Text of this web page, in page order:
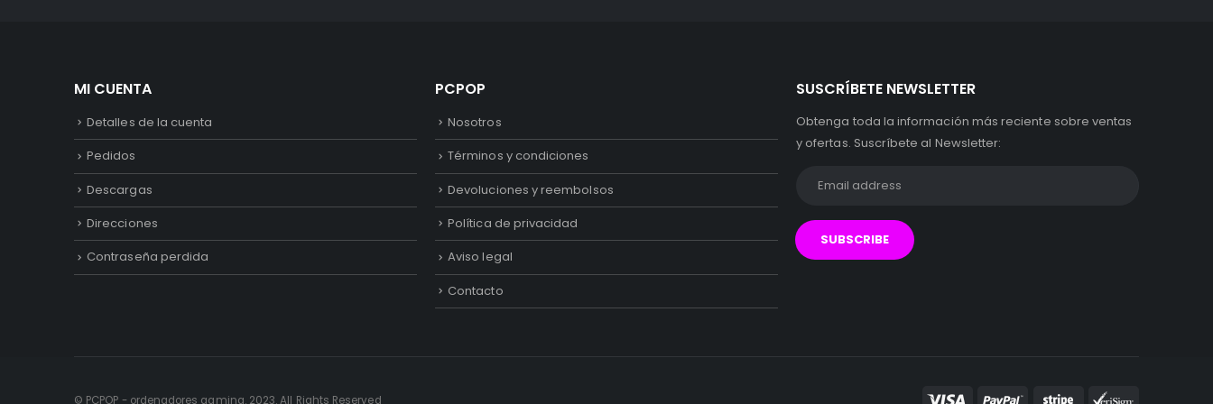
MI CUENTA
Detalles de la cuenta
Pedidos
Descargas
Direcciones
Contraseña perdida
PCPOP
Nosotros
Términos y condiciones
Devoluciones y reembolsos
Política de privacidad
Aviso legal
Contacto
SUSCRÍBETE NEWSLETTER
Obtenga toda la información más reciente sobre ventas
y ofertas. Suscríbete al Newsletter:
© PCPOP - ordenadores gaming. 2023. All Rights Reserved